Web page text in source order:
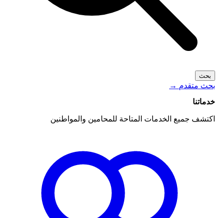
بحث
بحث متقدم →
خدماتنا
اكتشف جميع الخدمات المتاحة للمحامين والمواطنين